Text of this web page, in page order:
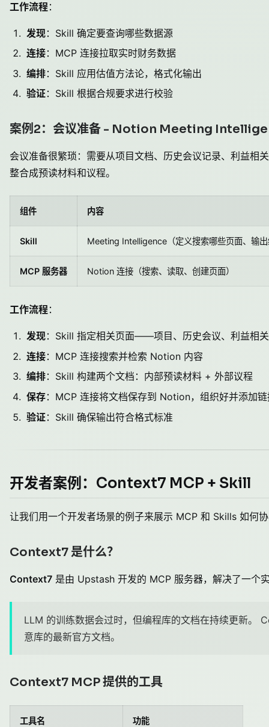
工作流程：
发现：Skill 确定要查询哪些数据源
连接：MCP 连接拉取实时财务数据
编排：Skill 应用估值方法论，格式化输出
验证：Skill 根据合规要求进行校验
案例2：会议准备 - Notion Meeting
会议准备很繁琐：需要从项目文档、历史会议记录、利益相
整合成预读材料和议程。
组件 内容
Skill Meeting Intelligence（定义搜索哪些页面、输
MCP 服务器 Notion 连接（搜索、读取、创建页面）
工作流程：
发现：Skill 指定相关页面——项目、历史会议、利益相
连接：MCP 连接搜索并检索 Notion 内容
编排：Skill 构建两个文档：内部预读材料 + 外部议程
保存：MCP 连接将文档保存到 Notion，组织好并添加
验证：Skill 确保输出符合格式标准
开发者案例：Context7 MCP + Skill
让我们用一个开发者场景的例子来展示 MCP 和 Skills 如何
Context7 是什么？
Context7 是由 Upstash 开发的 MCP 服务器，解决了一个
LLM 的训练数据会过时，但编程库的文档在持续更新。
意库的最新官方文档。
Context7 MCP 提供的工具
工具名 功能